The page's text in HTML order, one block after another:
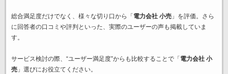
総合満足度だけでなく、様々な切り口から「 電力会社 小売」を評価。さら
に回答者の口コミや評判といった、実際のユーザーの声も掲載していま
す。
サービス検討の際、“ユーザー満足度”からも比較することで「 電力会社 小
売」選びにお役立てください。